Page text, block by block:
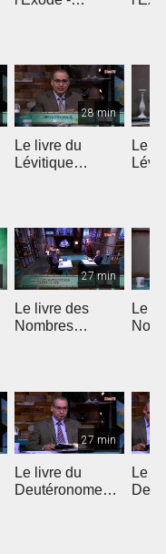
28 min
Le livre du
Lévitique
Le
27 min
Le livre des
Nombres
Le
27 min
Le livre du
Deutéronome
Le